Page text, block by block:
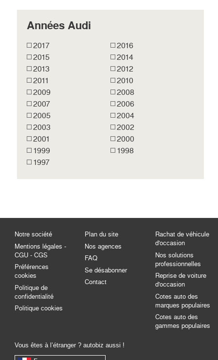
Années Audi
2017
2016
2015
2014
2013
2012
2011
2010
2009
2008
2007
2006
2005
2004
2003
2002
2001
2000
1999
1998
1997
Notre société
Mentions légales -
CGU - CGS
Préférences
cookies
Politique de
confidentialité
Politique cookies
Plan du site
Nos agences
FAQ
Se désabonner
Contact
Rachat de véhicule
d'occasion
Nos solutions
professionnelles
Reprise de voiture
d'occasion
Cotes auto des
marques populaires
Cotes auto des
gammes populaires
Vous êtes à l’étranger ? autobiz aussi !